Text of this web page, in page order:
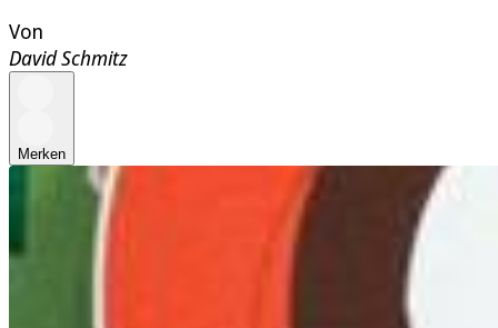
Von
David Schmitz
Merken